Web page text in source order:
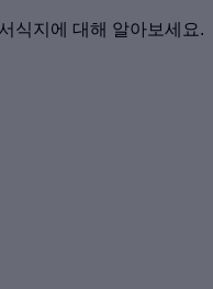
식지에 대해 알아보세요.